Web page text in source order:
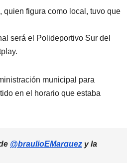
quien figura como local, tuvo que
será el Polideportivo Sur del
municipal para
en el horario que estaba
@braulioEMarquez y la